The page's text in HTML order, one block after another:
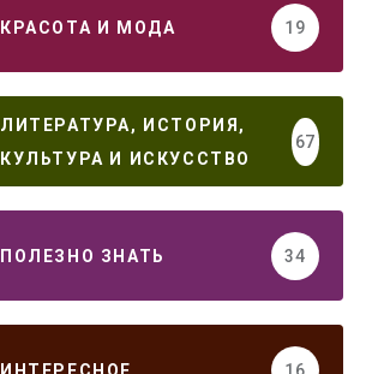
КРАСОТА И МОДА 19
ЛИТЕРАТУРА, ИСТОРИЯ,
КУЛЬТУРА И ИСКУССТВО
67
ПОЛЕЗНО ЗНАТЬ 34
ИНТЕРЕСНОЕ 16